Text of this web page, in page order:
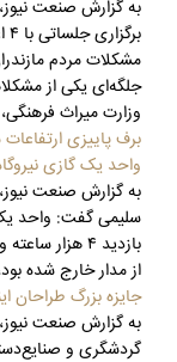
به گزارش صنعت
مشکلات مردم
جلگه‌ای یکی از
وزارت میراث
برف پاییزی
واحد یک گازی
به گزارش صنعت
سلیمی گفت: واحد یک
بازدید ۴
از مدار خارج شده
جایزه بزرگ طراحان
به گزارش صنعت
گردشگری و